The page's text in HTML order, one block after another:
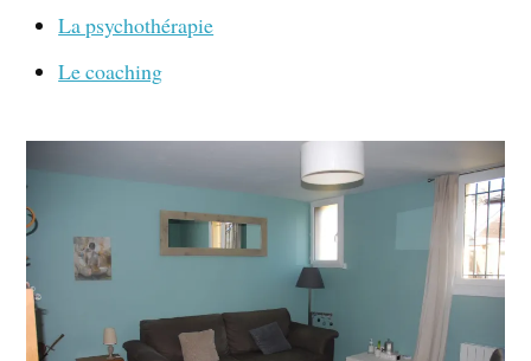
La psychothérapie
Le coaching